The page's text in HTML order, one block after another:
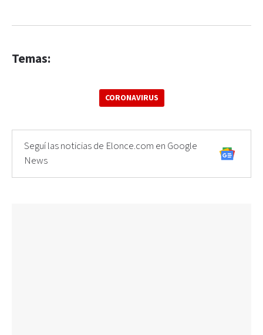
Temas:
CORONAVIRUS
Seguí las noticias de Elonce.com en Google
News